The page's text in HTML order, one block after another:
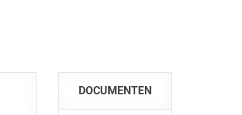
DOCUMENTEN